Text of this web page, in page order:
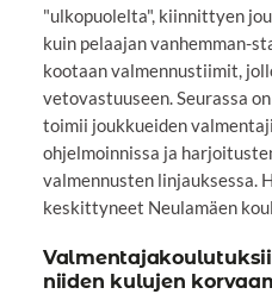
"ulkopuolelta", kiinnittyen
kuin pelaajan vanhemman-
kootaan valmennustiimit,
vetovastuuseen. Seurassa
toimii joukkueiden
ohjelmoinnissa ja
valmennusten linjauksessa.
keskittyneet Neulamäen
niiden kulujen